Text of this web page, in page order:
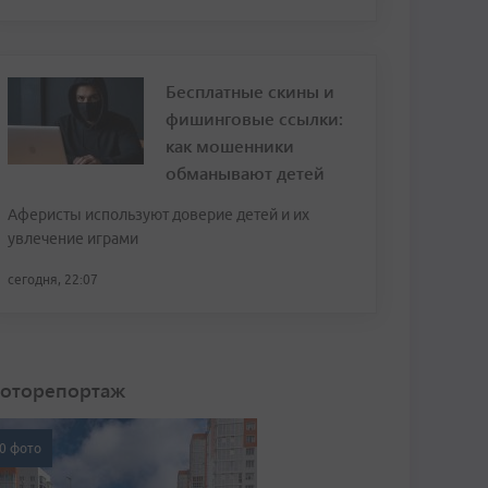
Бесплатные скины и
фишинговые ссылки:
как мошенники
обманывают детей
Аферисты используют доверие детей и их
увлечение играми
сегодня, 22:07
фото